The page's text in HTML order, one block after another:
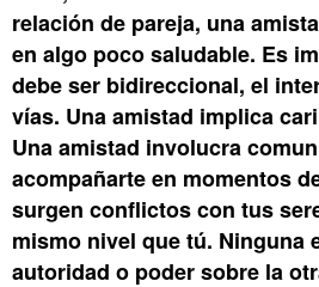
relación de pareja, una
en algo poco saludable. Es
debe ser bidireccional, el
vías. Una amistad implica
Una amistad involucra
acompañarte en momentos
surgen conflictos con tus
mismo nivel que tú. Ninguna
autoridad o poder sobre la